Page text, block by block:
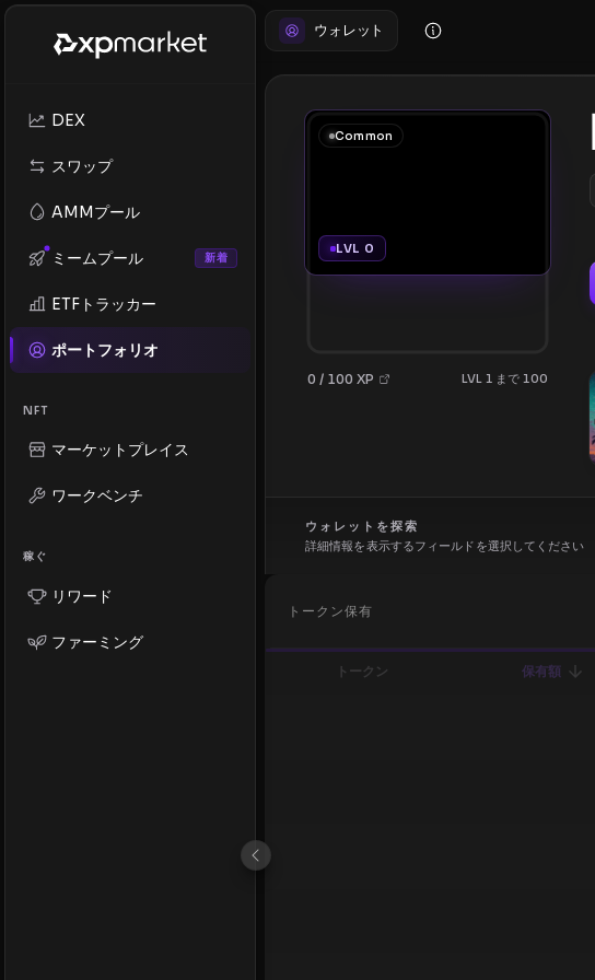
DEX
スワップ
AMMプール
ミームプール 新着
ETFトラッカー
ポートフォリオ
NFT
マーケットプレイス
ワークベンチ
稼ぐ
リワード
ファーミング
ウォレット
Common
LVL 0
0 / 100 XP LVL 1 まで 100
ウォレットを探索
詳細情報を表示するフィールドを選択してください
トークン保有
トークン 保有額